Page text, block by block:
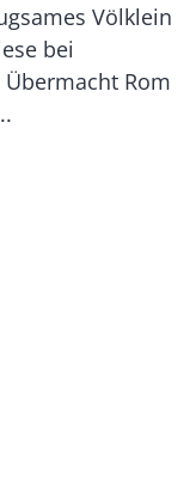
Völklein
bei
Rom